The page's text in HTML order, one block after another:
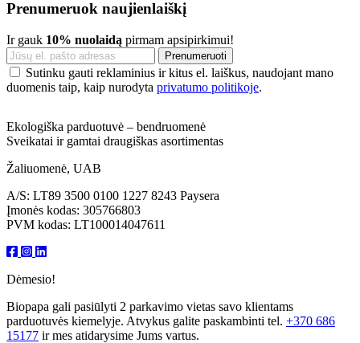
Prenumeruok naujienlaiškį
Ir gauk 10% nuolaidą pirmam apsipirkimui!
Sutinku gauti reklaminius ir kitus el. laiškus, naudojant mano
duomenis taip, kaip nurodyta privatumo politikoje.
Ekologiška parduotuvė – bendruomenė
Sveikatai ir gamtai draugiškas asortimentas
Žaliuomenė, UAB
A/S: LT89 3500 0100 1227 8243 Paysera
Įmonės kodas: 305766803
PVM kodas: LT100014047611
Dėmesio!
Biopapa gali pasiūlyti 2 parkavimo vietas savo klientams
parduotuvės kiemelyje. Atvykus galite paskambinti tel. +370 686
15177 ir mes atidarysime Jums vartus.